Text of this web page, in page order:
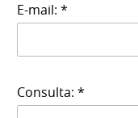
E-mail: *
Consulta: *